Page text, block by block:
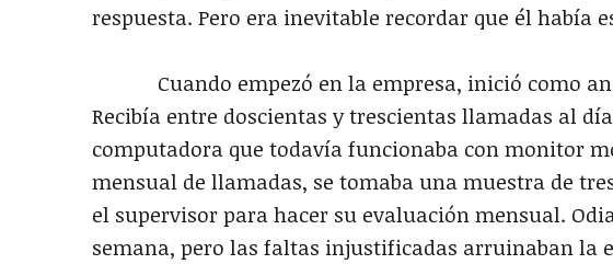
respuesta. Pero era inevitable recordar que él había
Cuando empezó en la empresa, inició como
Recibía entre doscientas y trescientas llamadas al
computadora que todavía funcionaba con monitor
mensual de llamadas, se tomaba una muestra de
el supervisor para hacer su evaluación mensual.
semana, pero las faltas injustificadas arruinaban la